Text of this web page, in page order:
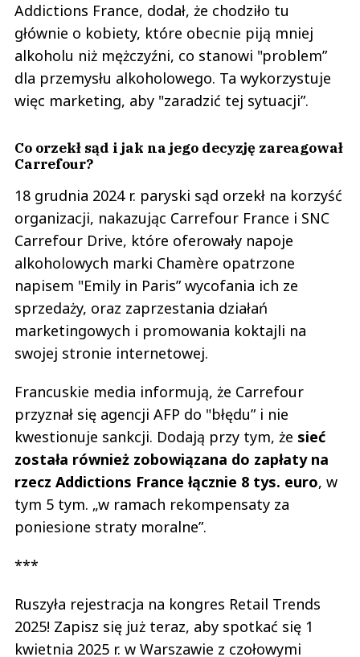
Addictions France, dodał, że chodziło tu
głównie o kobiety, które obecnie piją mniej
alkoholu niż mężczyźni, co stanowi "problem”
dla przemysłu alkoholowego. Ta wykorzystuje
więc marketing, aby "zaradzić tej sytuacji”.
Co orzekł sąd i jak na jego decyzję zareagował
Carrefour?
18 grudnia 2024 r. paryski sąd orzekł na korzyść
organizacji, nakazując Carrefour France i SNC
Carrefour Drive, które oferowały napoje
alkoholowych marki Chamère opatrzone
napisem "Emily in Paris” wycofania ich ze
sprzedaży, oraz zaprzestania działań
marketingowych i promowania koktajli na
swojej stronie internetowej.
Francuskie media informują, że Carrefour
przyznał się agencji AFP do "błędu” i nie
kwestionuje sankcji. Dodają przy tym, że sieć
została również zobowiązana do zapłaty na
rzecz Addictions France łącznie 8 tys. euro, w
tym 5 tym. „w ramach rekompensaty za
poniesione straty moralne”.
***
Ruszyła rejestracja na kongres Retail Trends
2025! Zapisz się już teraz, aby spotkać się 1
kwietnia 2025 r. w Warszawie z czołowymi